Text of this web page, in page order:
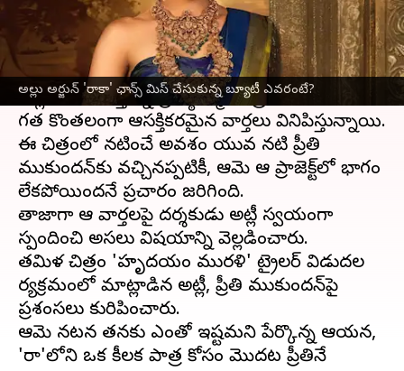
అల్లు అర్జున్ 'రాకా' ఛాన్స్ మిస్‌ చేసుకున్న బ్యూటీ ఎవరంటే?
ఈ వార్తాకథనం ఏంటి
ఐకాన్ స్టార్అల్లు అర్జున్కథానాయకుడిగా, దర్శకుడు
అట్లీ రూపొందిస్తున్న ప్రతిష్ఠాత్మక చిత్రం 'రాకా' గురించి
గత కొంతకాలంగా ఆసక్తికరమైన వార్తలు వినిపిస్తున్నాయి.
ఈ చిత్రంలో నటించే అవకాశం యువ నటి ప్రీతి
ముకుందన్‌కు వచ్చినప్పటికీ, ఆమె ఆ ప్రాజెక్ట్‌లో భాగం
కాలేకపోయిందనే ప్రచారం జరిగింది.
తాజాగా ఆ వార్తలపై దర్శకుడు అట్లీ స్వయంగా
స్పందించి అసలు విషయాన్ని వెల్లడించారు.
తమిళ చిత్రం 'హృదయం మురళి' ట్రైలర్ విడుదల
కార్యక్రమంలో మాట్లాడిన అట్లీ, ప్రీతి ముకుందన్‌పై
ప్రశంసలు కురిపించారు.
ఆమె నటన తనకు ఎంతో ఇష్టమని పేర్కొన్న ఆయన,
'రాకా'లోని ఒక కీలక పాత్ర కోసం మొదట ప్రీతినే